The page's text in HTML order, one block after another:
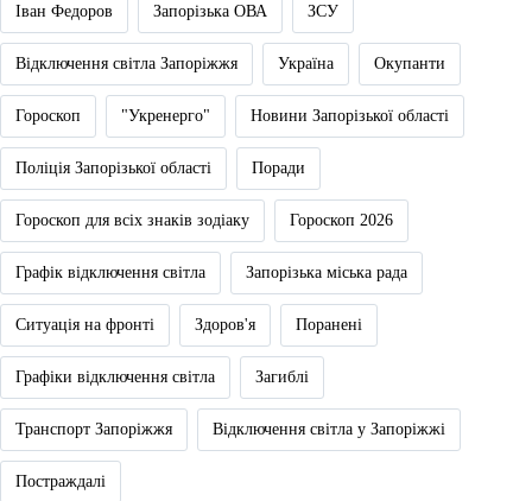
Іван Федоров Запорізька ОВА ЗСУ
Відключення світла Запоріжжя Україна Окупанти
Гороскоп "Укренерго" Новини Запорізької області
Поліція Запорізької області Поради
Гороскоп для всіх знаків зодіаку Гороскоп 2026
Графік відключення світла Запорізька міська рада
Ситуація на фронті Здоров'я Поранені
Графіки відключення світла Загиблі
Транспорт Запоріжжя Відключення світла у Запоріжжі
Постраждалі